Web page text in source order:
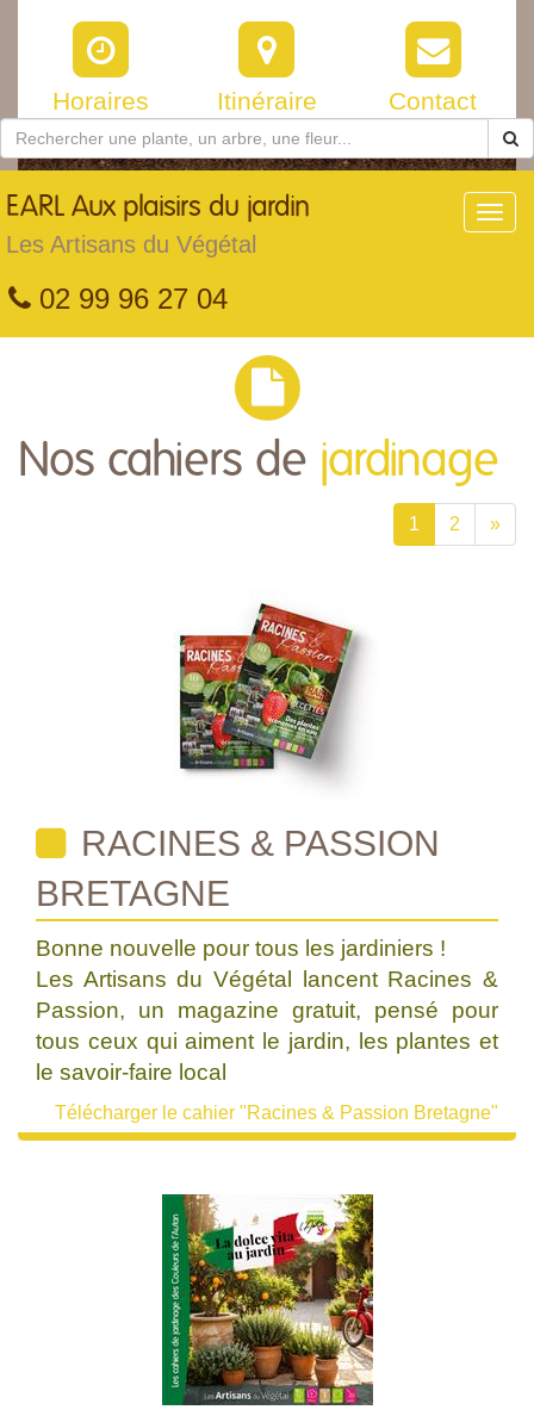
Horaires Itinéraire Contact
EARL Aux plaisirs du jardin
Les Artisans du Végétal
02 99 96 27 04
Nos cahiers de jardinage
1 2 »
RACINES & PASSION
BRETAGNE
Bonne nouvelle pour tous les jardiniers !
Les Artisans du Végétal lancent Racines &
Passion, un magazine gratuit, pensé pour
tous ceux qui aiment le jardin, les plantes et
le savoir-faire local
Télécharger le cahier "Racines & Passion Bretagne"